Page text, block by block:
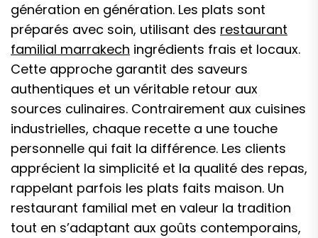
génération en génération. Les plats sont
préparés avec soin, utilisant des restaurant
familial marrakech ingrédients frais et locaux.
Cette approche garantit des saveurs
authentiques et un véritable retour aux
sources culinaires. Contrairement aux cuisines
industrielles, chaque recette a une touche
personnelle qui fait la différence. Les clients
apprécient la simplicité et la qualité des repas,
rappelant parfois les plats faits maison. Un
restaurant familial met en valeur la tradition
tout en s’adaptant aux goûts contemporains,